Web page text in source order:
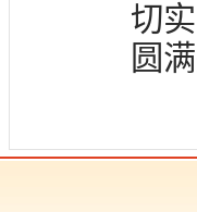
切
圆